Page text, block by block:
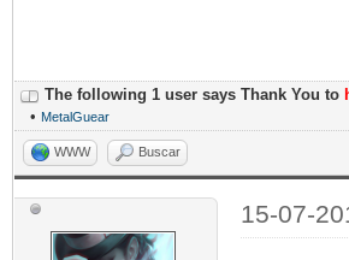
The following 1 user says Thank You to
• MetalGuear
WWW Buscar
15-07-